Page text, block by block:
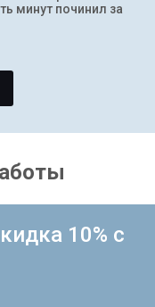
минут починил за
10% с